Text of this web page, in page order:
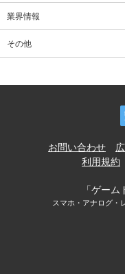
業界情報
その他
お問い合わせ
利用規約
「ゲー
スマホ・アナログ・